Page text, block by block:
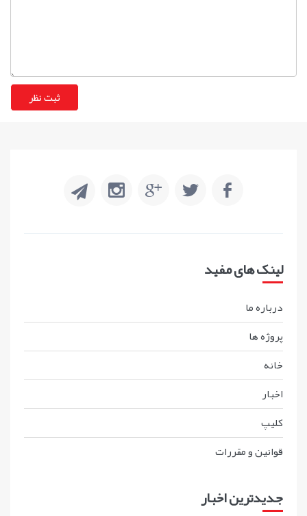
لینک های مفید
درباره ما
پروژه ها
خانه
اخبار
کليپ
قوانين و مقررات
جدیدترین اخبار